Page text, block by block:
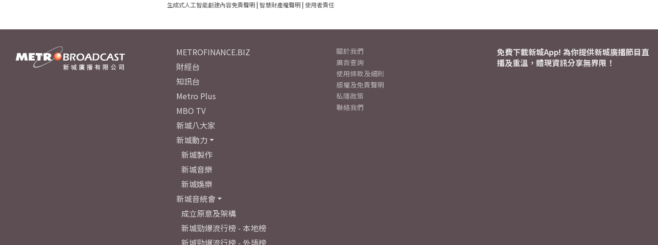
生成式人工智能創建內容免責聲明| 智慧財產權聲明| 使用者責任
METROFINANCE.BIZ
財經台
知訊台
Metro Plus
MBO TV
新城八大家
新城動力
新城製作
新城音樂
新城娛樂
新城音統會
成立原意及架構
新城勁爆流行榜 - 本地榜
新城勁爆流行榜 - 外語榜
關於我們
廣告查詢
使用條款及細則
版權及免責聲明
私隱政策
聯絡我們
免費下載新城App! 為你提供新城廣播節目直
播及重溫，體現資訊分享無界限！